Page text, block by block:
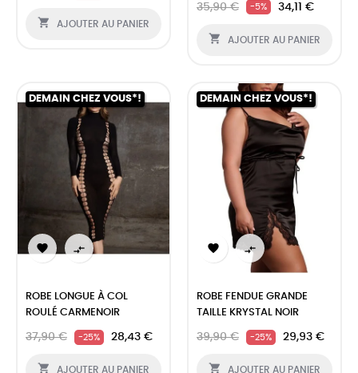
 AJOUTER AU PANIER
35,90 € -5% 34,11 €
 AJOUTER AU PANIER
DEMAIN CHEZ VOUS*!
 
ROBE LONGUE À COL
ROULÉ CARMENOIR
37,90 € -25% 28,43 €
 AJOUTER AU PANIER
DEMAIN CHEZ VOUS*!
 
ROBE FENDUE GRANDE
TAILLE KRYSTAL NOIR
39,90 € -25% 29,93 €
 AJOUTER AU PANIER